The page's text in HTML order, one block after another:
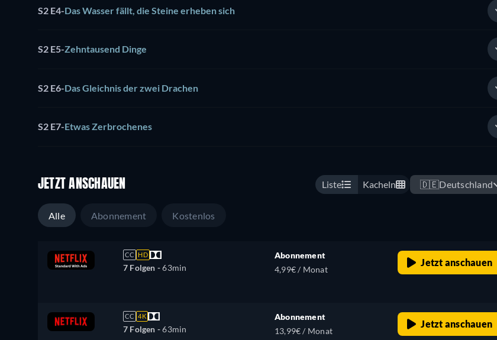
S2 E4-Das Wasser fällt, die Steine erheben sich
S2 E5-Zehntausend Dinge
S2 E6-Das Gleichnis der zwei Drachen
S2 E7-Etwas Zerbrochenes
JETZT ANSCHAUEN Liste Kacheln 🇩🇪Deutschland
Alle Abonnement Kostenlos
CC HD
7 Folgen -63min
Abonnement
4,99€ / Monat
Jetzt anschauen
CC 4K
7 Folgen -63min
Abonnement
13,99€ / Monat
Jetzt anschauen